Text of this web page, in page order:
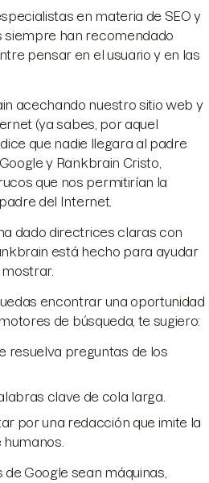
en materia de SEO y
siempre han recomendado
pensar en el usuario y en las
acechando nuestro sitio web y
(ya sabes, por aquel
que nadie llegara al padre
y Rankbrain Cristo,
que nos permitirían la
del Internet.
dado directrices claras con
está hecho para ayudar
encontrar una oportunidad
de búsqueda, te sugiero:
resuelva preguntas de los
clave de cola larga.
por una redacción que imite la
Google sean máquinas,